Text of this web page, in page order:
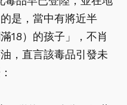
是，當中有將近半
18）的孩子」，不肖
，直言該毒品引發未